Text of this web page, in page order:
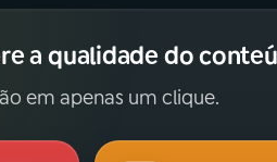
a qualidade do
em apenas um clique.